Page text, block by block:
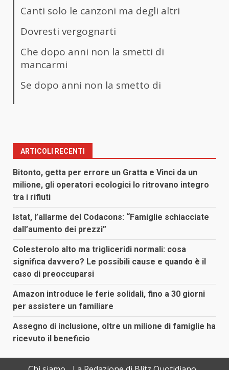
Canti solo le canzoni ma degli altri
Dovresti vergognarti
Che dopo anni non la smetti di
mancarmi
Se dopo anni non la smetto di
ARTICOLI RECENTI
Bitonto, getta per errore un Gratta e Vinci da un
milione, gli operatori ecologici lo ritrovano integro
tra i rifiuti
Istat, l’allarme del Codacons: “Famiglie schiacciate
dall’aumento dei prezzi”
Colesterolo alto ma trigliceridi normali: cosa
significa davvero? Le possibili cause e quando è il
caso di preoccuparsi
Amazon introduce le ferie solidali, fino a 30 giorni
per assistere un familiare
Assegno di inclusione, oltre un milione di famiglie ha
ricevuto il beneficio